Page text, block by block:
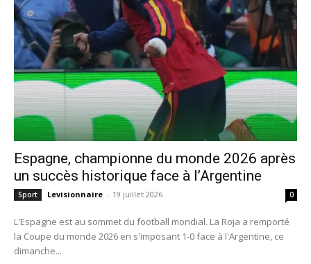
Espagne, championne du monde 2026 après
un succès historique face à l’Argentine
Sport Levisionnaire - 19 juillet 2026 0
L'Espagne est au sommet du football mondial. La Roja a remporté
la Coupe du monde 2026 en s'imposant 1-0 face à l'Argentine, ce
dimanche...